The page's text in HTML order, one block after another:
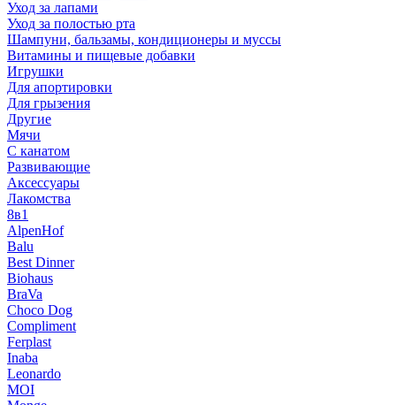
Уход за лапами
Уход за полостью рта
Шампуни, бальзамы, кондиционеры и муссы
Витамины и пищевые добавки
Игрушки
Для апортировки
Для грызения
Другие
Мячи
С канатом
Развивающие
Аксессуары
Лакомства
8в1
AlpenHof
Balu
Best Dinner
Biohaus
BraVa
Choco Dog
Compliment
Ferplast
Inaba
Leonardo
MOI